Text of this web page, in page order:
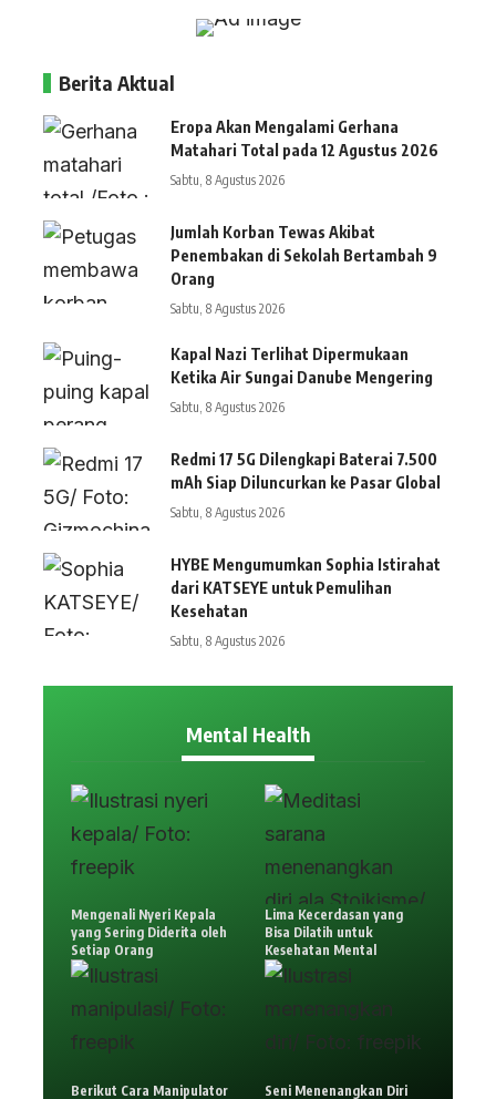
Berita Aktual
Eropa Akan Mengalami Gerhana
Matahari Total pada 12 Agustus 2026
Sabtu, 8 Agustus 2026
Jumlah Korban Tewas Akibat
Penembakan di Sekolah Bertambah 9
Orang
Sabtu, 8 Agustus 2026
Kapal Nazi Terlihat Dipermukaan
Ketika Air Sungai Danube Mengering
Sabtu, 8 Agustus 2026
Redmi 17 5G Dilengkapi Baterai 7.500
mAh Siap Diluncurkan ke Pasar Global
Sabtu, 8 Agustus 2026
HYBE Mengumumkan Sophia Istirahat
dari KATSEYE untuk Pemulihan
Kesehatan
Sabtu, 8 Agustus 2026
Mental Health
Mengenali Nyeri Kepala
yang Sering Diderita oleh
Setiap Orang
Lima Kecerdasan yang
Bisa Dilatih untuk
Kesehatan Mental
Berikut Cara Manipulator
Seni Menenangkan Diri